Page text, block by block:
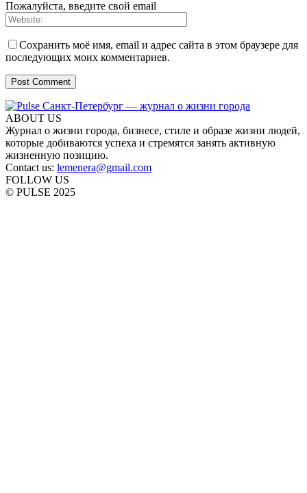
Пожалуйста, введите свой email
Сохранить моё имя, email и адрес сайта в этом браузере для
последующих моих комментариев.
ABOUT US
Журнал о жизни города, бизнесе, стиле и образе жизни людей,
которые добиваются успеха и стремятся занять активную
жизненную позицию.
Contact us: lemenera@gmail.com
FOLLOW US
© PULSE 2025